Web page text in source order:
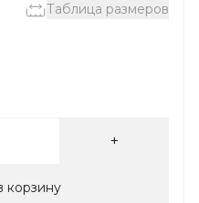
Таблица размеров
+
корзину